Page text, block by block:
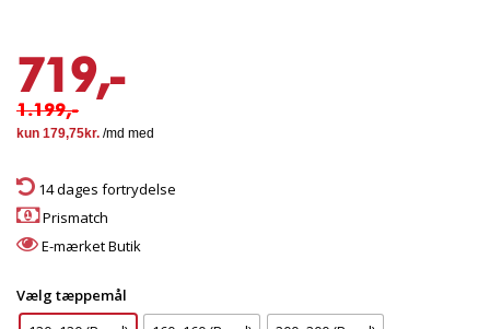
719,-
1.199,-
14 dages fortrydelse
Prismatch
E-mærket Butik
Vælg tæppemål